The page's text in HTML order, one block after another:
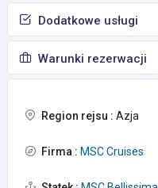
Dodatkowe usługi
Warunki rezerwacji
Region rejsu : Azja
Firma : MSC Cruises